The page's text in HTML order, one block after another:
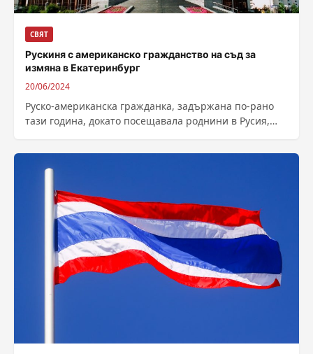
СВЯТ
Рускиня с американско гражданство на съд за
измяна в Екатеринбург
20/06/2024
Руско-американска гражданка, задържана по-рано
тази година, докато посещавала роднини в Русия,